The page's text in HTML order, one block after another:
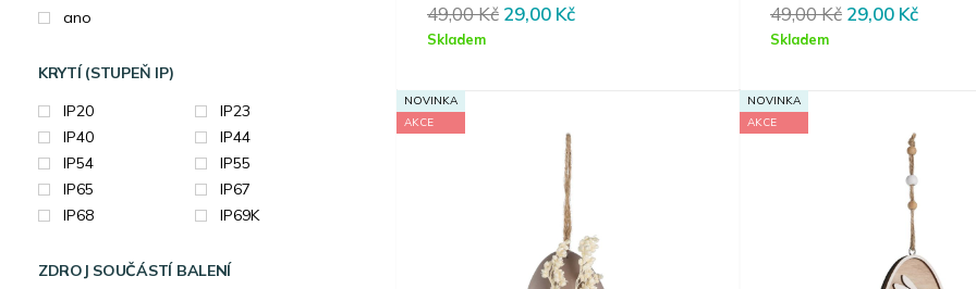
ano
KRYTÍ (STUPEŇ IP)
IP20
IP23
IP40
IP44
IP54
IP55
IP65
IP67
IP68
IP69K
ZDROJ SOUČÁSTÍ BALENÍ
49,00Kč Original
29,00 KčCurrent
Skladem
49,00Kč Original
29,00 KčCurrent
Skladem
NOVINKA
AKCE
NOVINKA
AKCE